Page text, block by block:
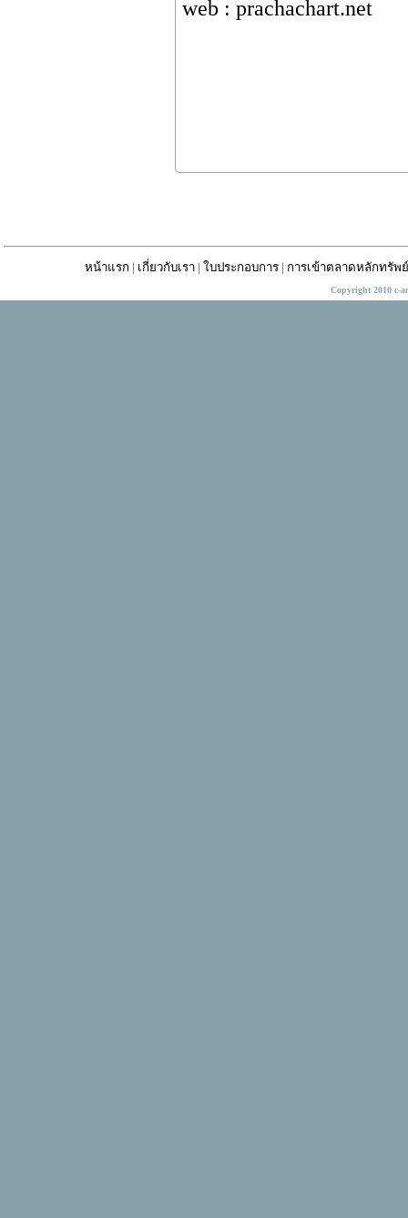
web : prachachart.net
หน้าแรก | เกี่ยวกับเรา |ใบประกอบการ | การเข้าตลาดหลักทรัพ
Copyright 2010 c-